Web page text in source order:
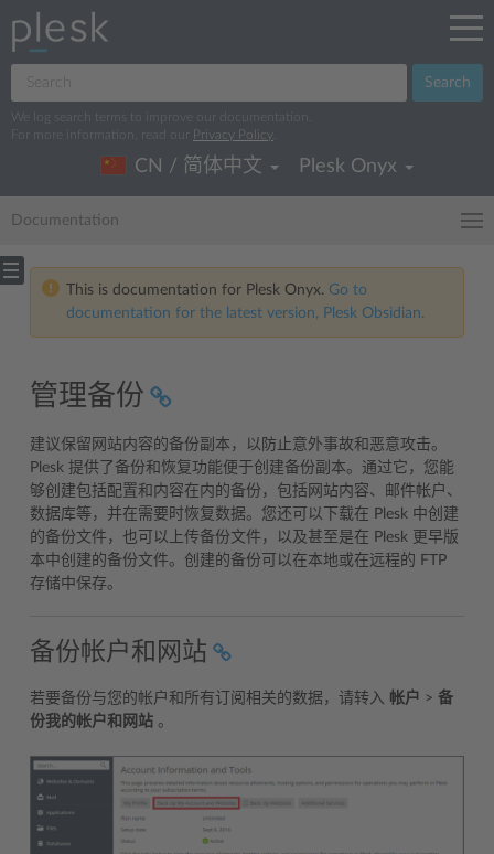
Search
We log search terms to improve our documentation.
For more information, read our
Privacy Policy
CN / 简体中文 Plesk Onyx
Documentation
This is documentation for Plesk Onyx. Go to
documentation for the latest version, Plesk Obsidian.
管理备份
建议保留网站内容的备份副本，以防止意外事故和恶意攻击。
Plesk 提供了备份和恢复功能便于创建备份副本。通过它，您能
够创建包括配置和内容在内的备份，包括网站内容、邮件帐户、
数据库等，并在需要时恢复数据。您还可以下载在 Plesk 中创建
的备份文件，也可以上传备份文件，以及甚至是在 Plesk 更早版
本中创建的备份文件。创建的备份可以在本地或在远程的 FTP
存储中保存。
备份帐户和网站
若要备份与您的帐户和所有订阅相关的数据，请转入 帐户 > 备
份我的帐户和网站 。